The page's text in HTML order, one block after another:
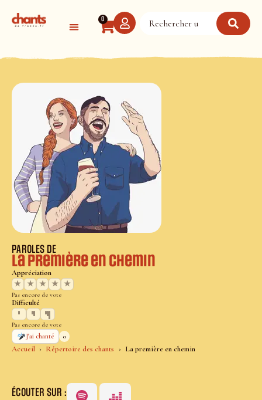
0
Accueil Répertoire des chants La première en chemin
PAROLES DE
La première en chemin
Appréciation
★
★ ★ ★ ★
Pas encore de vote
Difficulté
Pas encore de vote
J’ai chanté
0
ÉCOUTER SUR :